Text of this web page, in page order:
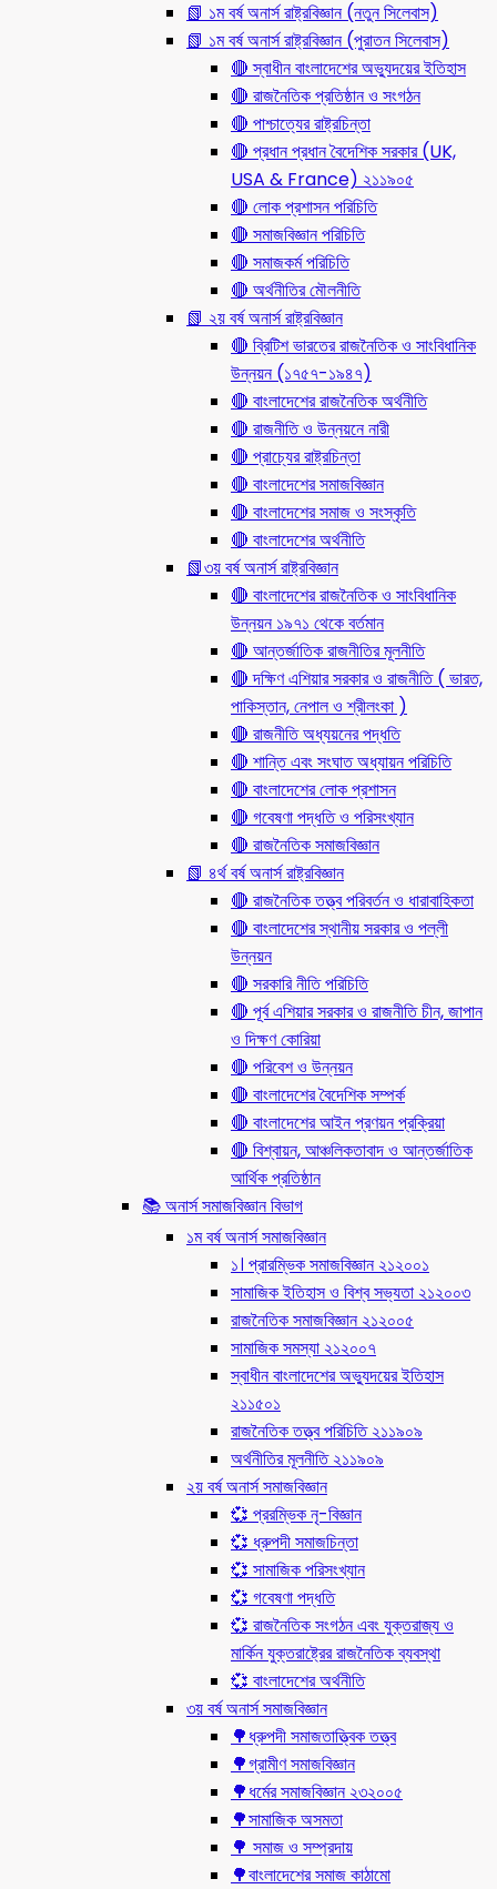
📗 ১ম বর্ষ অনার্স রাষ্ট্রবিজ্ঞান (নতুন সিলেবাস)
📗 ১ম বর্ষ অনার্স রাষ্ট্রবিজ্ঞান (পুরাতন সিলেবাস)
🔴 স্বাধীন বাংলাদেশের অভ্যুদয়ের ইতিহাস
🔴 রাজনৈতিক প্রতিষ্ঠান ও সংগঠন
🔴 পাশ্চাত্যের রাষ্ট্রচিন্তা
🔴 প্রধান প্রধান বৈদেশিক সরকার (UK,
USA & France) ২১১৯০৫
🔴 লোক প্রশাসন পরিচিতি
🔴 সমাজবিজ্ঞান পরিচিতি
🔴 সমাজকর্ম পরিচিতি
🔴 অর্থনীতির মৌলনীতি
📗 ২য় বর্ষ অনার্স রাষ্ট্রবিজ্ঞান
🔴 ব্রিটিশ ভারতের রাজনৈতিক ও সাংবিধানিক
উন্নয়ন (১৭৫৭-১৯৪৭)
🔴 বাংলাদেশের রাজনৈতিক অর্থনীতি
🔴 রাজনীতি ও উন্নয়নে নারী
🔴 প্রাচ্যের রাষ্ট্রচিন্তা
🔴 বাংলাদেশের সমাজবিজ্ঞান
🔴 বাংলাদেশের সমাজ ও সংস্কৃতি
🔴 বাংলাদেশের অর্থনীতি
📗৩য় বর্ষ অনার্স রাষ্ট্রবিজ্ঞান
🔴 বাংলাদেশের রাজনৈতিক ও সাংবিধানিক
উন্নয়ন ১৯৭১ থেকে বর্তমান
🔴 আন্তর্জাতিক রাজনীতির মূলনীতি
🔴 দক্ষিণ এশিয়ার সরকার ও রাজনীতি ( ভারত,
পাকিস্তান, নেপাল ও শ্রীলংকা )
🔴 রাজনীতি অধ্যয়নের পদ্ধতি
🔴 শান্তি এবং সংঘাত অধ্যায়ন পরিচিতি
🔴 বাংলাদেশের লোক প্রশাসন
🔴 গবেষণা পদ্ধতি ও পরিসংখ্যান
🔴 রাজনৈতিক সমাজবিজ্ঞান
📗 ৪র্থ বর্ষ অনার্স রাষ্ট্রবিজ্ঞান
🔴 রাজনৈতিক তত্ত্ব পরিবর্তন ও ধারাবাহিকতা
🔴 বাংলাদেশের স্থানীয় সরকার ও পল্লী
উন্নয়ন
🔴 সরকারি নীতি পরিচিতি
🔴 পূর্ব এশিয়ার সরকার ও রাজনীতি চীন, জাপান
ও দিক্ষণ কোরিয়া
🔴 পরিবেশ ও উন্নয়ন
🔴 বাংলাদেশের বৈদেশিক সম্পর্ক
🔴 বাংলাদেশের আইন প্রণয়ন প্রক্রিয়া
🔴 বিশ্বায়ন, আঞ্চলিকতাবাদ ও আন্তর্জাতিক
আর্থিক প্রতিষ্ঠান
📚 অনার্স সমাজবিজ্ঞান বিভাগ
১ম বর্ষ অনার্স সমাজবিজ্ঞান
১। প্রারম্ভিক সমাজবিজ্ঞান ২১২০০১
সামাজিক ইতিহাস ও বিশ্ব সভ্যতা ২১২০০৩
রাজনৈতিক সমাজবিজ্ঞান ২১২০০৫
সামাজিক সমস্যা ২১২০০৭
স্বাধীন বাংলাদেশের অভ্যুদয়ের ইতিহাস
২১১৫০১
রাজনৈতিক তত্ত্ব পরিচিতি ২১১৯০৯
অর্থনীতির মূলনীতি ২১১৯০৯
২য় বর্ষ অনার্স সমাজবিজ্ঞান
💞 প্ররম্ভিক নৃ-বিজ্ঞান
💞 ধ্রুপদী সমাজচিন্তা
💞 সামাজিক পরিসংখ্যান
💞 গবেষণা পদ্ধতি
💞 রাজনৈতিক সংগঠন এবং যুক্তরাজ্য ও
মার্কিন যুক্তরাষ্ট্রের রাজনৈতিক ব্যবস্থা
💞 বাংলাদেশের অর্থনীতি
৩য় বর্ষ অনার্স সমাজবিজ্ঞান
🌳ধ্রুপদী সমাজতাত্ত্বিক তত্ত্ব
🌳গ্রামীণ সমাজবিজ্ঞান
🌳ধর্মের সমাজবিজ্ঞান ২৩২০০৫
🌳সামাজিক অসমতা
🌳 সমাজ ও সম্প্রদায়
🌳বাংলাদেশের সমাজ কাঠামো